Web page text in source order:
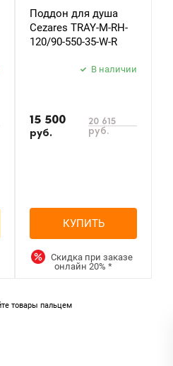
Поддон для душа
Cezares TRAY-M-RH-
120/90-550-35-W-R
В наличии
15 500
руб.
20 615
руб.
КУПИТЬ
Скидка при заказе
онлайн20%*